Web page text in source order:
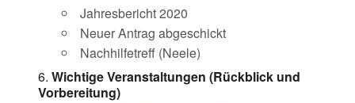
Jahresbericht 2020
Neuer Antrag abgeschickt
Nachhilfetreff (Neele)
Wichtige Veranstaltungen (Rückblick und
Vorbereitung)